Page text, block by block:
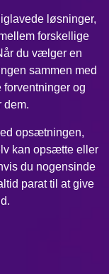
løsninger,
forskellige
du vælger en
sammen med
forventninger og
dem.
opsætningen,
kan opsætte eller
du nogensinde
parat til at give